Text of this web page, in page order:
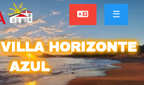
VILLA HORIZONTE
AZUL
☰